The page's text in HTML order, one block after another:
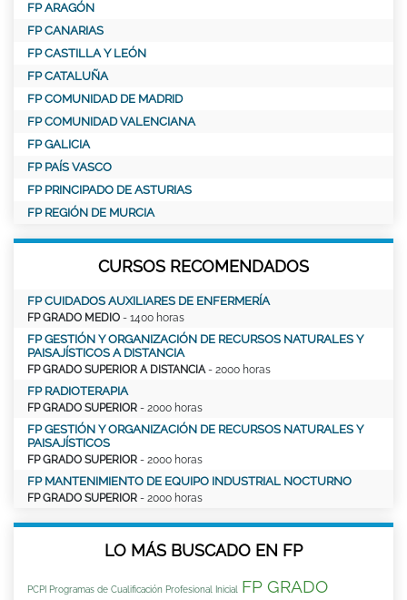
FP ARAGÓN
FP CANARIAS
FP CASTILLA Y LEÓN
FP CATALUÑA
FP COMUNIDAD DE MADRID
FP COMUNIDAD VALENCIANA
FP GALICIA
FP PAÍS VASCO
FP PRINCIPADO DE ASTURIAS
FP REGIÓN DE MURCIA
CURSOS RECOMENDADOS
FP CUIDADOS AUXILIARES DE ENFERMERÍA
FP GRADO MEDIO - 1400 horas
FP GESTIÓN Y ORGANIZACIÓN DE RECURSOS NATURALES Y
PAISAJÍSTICOS A DISTANCIA
FP GRADO SUPERIOR A DISTANCIA- 2000 horas
FP RADIOTERAPIA
FP GRADO SUPERIOR - 2000 horas
FP GESTIÓN Y ORGANIZACIÓN DE RECURSOS NATURALES Y
PAISAJÍSTICOS
FP GRADO SUPERIOR - 2000 horas
FP MANTENIMIENTO DE EQUIPO INDUSTRIAL NOCTURNO
FP GRADO SUPERIOR - 2000 horas
LO MÁS BUSCADO EN FP
PCPI Programas de Cualificación Profesional Inicial FP GRADO